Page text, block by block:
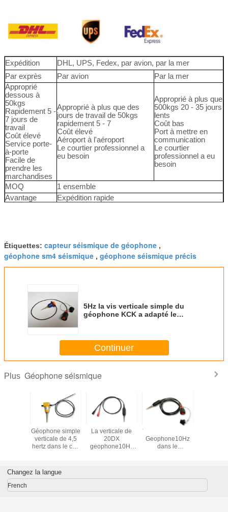
Expédition
DHL, UPS, Fedex, par avion, par la mer
Par exprès
Par avion
Par la mer
Approprié
dessous à
50kgs
Rapidement 5 -
7 jours de
travail
Coût élevé
Service porte-
à-porte
Facile de
prendre les
marchandises
Approprié à plus que des
jours de travail de 50kgs
rapidement 5 - 7
Coût élevé
Aéroport à l'aéroport
Le courtier professionnel a
eu besoin
Approprié à plus que
500kgs 20 - 35 jours
lents
Coût bas
Port à mettre en
communication
Le courtier
professionnel a eu
besoin
MOQ
1 ensemble
Avantage
Expédition rapide
Wechat
+86 13991313681
Étiquettes: capteur séismique de géophone ,
géophone sm4 séismique , géophone séismique précis
5Hz la vis verticale simple du
géophone KCK a adapté le
Continuer
Plus Géophone séismique
de
le
chef de
Géophone simple
verticale de 4,5
hertz dans le cas
La verticale de
20DX
geophone10Hz
connecteur
Muller
Verticale de 20DX
Geophone10Hz
dans le
vis de Marsh
With KCK
Changez la langue
French